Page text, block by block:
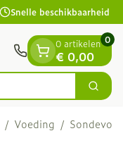
Snelle beschikbaarheid
Zoek
0 artikelen
€ 0,00
0
/ Voeding /